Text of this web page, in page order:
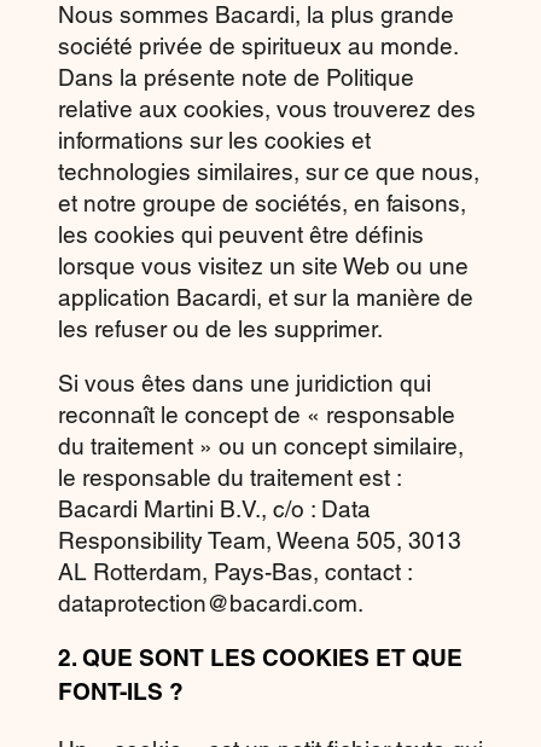
Nous sommes Bacardi, la plus grande
société privée de spiritueux au monde.
Dans la présente note de Politique
relative aux cookies, vous trouverez des
informations sur les cookies et
technologies similaires, sur ce que nous,
et notre groupe de sociétés, en faisons,
les cookies qui peuvent être définis
lorsque vous visitez un site Web ou une
application Bacardi, et sur la manière de
les refuser ou de les supprimer.
Si vous êtes dans une juridiction qui
reconnaît le concept de « responsable
du traitement » ou un concept similaire,
le responsable du traitement est :
Bacardi Martini B.V., c/o : Data
Responsibility Team, Weena 505, 3013
AL Rotterdam, Pays-Bas, contact :
dataprotection@bacardi.com.
2. QUE SONT LES COOKIES ET QUE
FONT-ILS ?